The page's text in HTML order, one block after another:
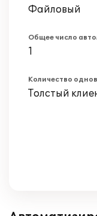
Файловый
Общее число
1
Количество
Толстый